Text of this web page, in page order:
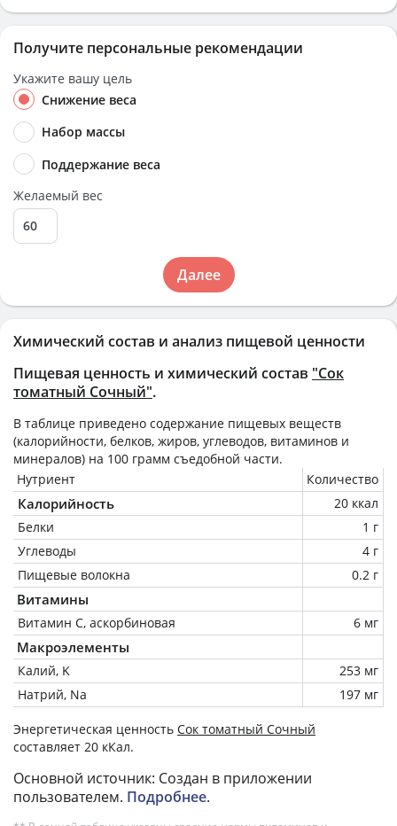
Химический состав и анализ пищевой ценности
Пищевая ценность и химический состав "Сок
томатный Сочный".
В таблице приведено содержание пищевых веществ
(калорийности, белков, жиров, углеводов, витаминов и
минералов) на 100 грамм съедобной части.
Нутриент
Количество
Калорийность
20 ккал
Белки
1 г
Углеводы
4 г
Пищевые волокна
0.2 г
Витамины
Витамин C, аскорбиновая 6 мг
Макроэлементы
Калий, K
253 мг
Натрий, Na
197 мг
Энергетическая ценность Сок томатный Сочный
составляет 20 кКал.
Основной источник: Создан в приложении
пользователем. Подробнее.
Получите персональные рекомендации
Укажите вашу цель
Снижение веса
Набор массы
Поддержание веса
Желаемый вес
Далее